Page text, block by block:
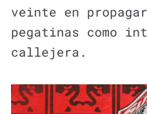
veinte en
pegatinas como
callejera.